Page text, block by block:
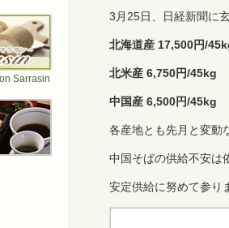
3月25日、日経新聞に
北海道産 17,500円/
北米産 6,750円/45kg
中国産 6,500円/45kg
各産地とも先月と変動
中国そばの供給不安は
安定供給に努めて参り
Sarrasin